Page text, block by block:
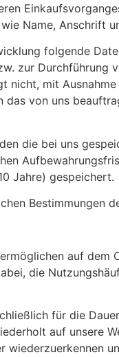
Name, Anschrift
folgende
zur
nicht, mit
von uns
die bei uns
Jahre) gespeichert.
Bestimmungen
auf
die
für die
auf unsere
wiederzuerkennen